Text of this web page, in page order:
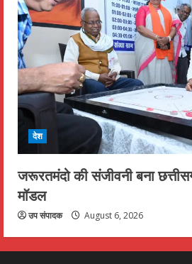
देश
जरूरतमंदो की संजीवनी बना
मॉडल
उप संपादक August 6, 2026